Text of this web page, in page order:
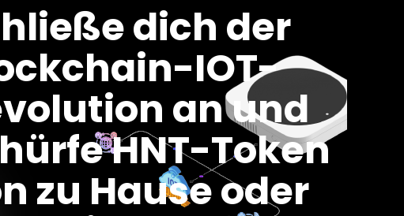
dich der
IOT-
an und
HNT-Token
zu Hause oder